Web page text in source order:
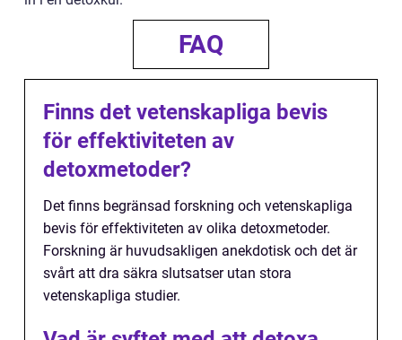
FAQ
Finns det vetenskapliga bevis
för effektiviteten av
detoxmetoder?
Det finns begränsad forskning och vetenskapliga
bevis för effektiviteten av olika detoxmetoder.
Forskning är huvudsakligen anekdotisk och det är
svårt att dra säkra slutsatser utan stora
vetenskapliga studier.